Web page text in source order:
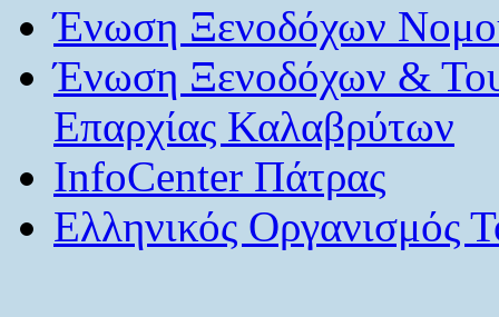
Ένωση Ξενοδόχων
Ένωση Ξενοδόχων &
Επαρχίας Καλαβρύτων
InfoCenter Πάτρας
Ελληνικός Οργανισμός